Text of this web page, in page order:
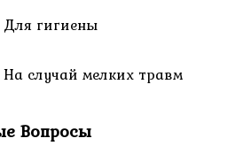
Для гигиены
На случай мелких травм
Вопросы